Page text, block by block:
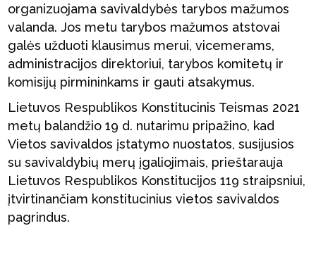
organizuojama savivaldybės tarybos mažumos
valanda. Jos metu tarybos mažumos atstovai
galės užduoti klausimus merui, vicemerams,
administracijos direktoriui, tarybos komitetų ir
komisijų pirmininkams ir gauti atsakymus.
Lietuvos Respublikos Konstitucinis Teismas 2021
metų balandžio 19 d. nutarimu pripažino, kad
Vietos savivaldos įstatymo nuostatos, susijusios
su savivaldybių merų įgaliojimais, prieštarauja
Lietuvos Respublikos Konstitucijos 119 straipsniui,
įtvirtinančiam konstitucinius vietos savivaldos
pagrindus.